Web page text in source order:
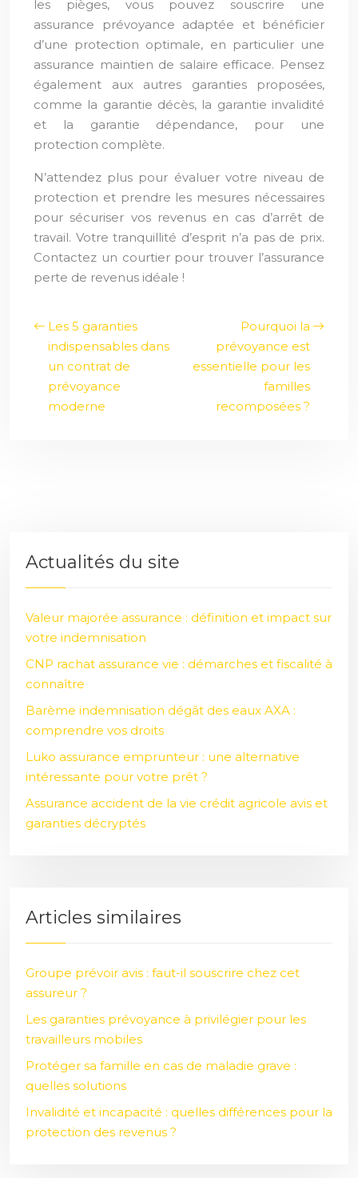
les pièges, vous pouvez souscrire une
assurance prévoyance adaptée et bénéficier
d’une protection optimale, en particulier une
assurance maintien de salaire efficace. Pensez
également aux autres garanties proposées,
comme la garantie décès, la garantie invalidité
et la garantie dépendance, pour une
protection complète.
N’attendez plus pour évaluer votre niveau de
protection et prendre les mesures nécessaires
pour sécuriser vos revenus en cas d’arrêt de
travail. Votre tranquillité d’esprit n’a pas de prix.
Contactez un courtier pour trouver l’assurance
perte de revenus idéale !
Les 5 garanties
indispensables dans
un contrat de
prévoyance
moderne
Pourquoi la
prévoyance est
essentielle pour les
familles
recomposées ?
Actualités du site
Valeur majorée assurance : définition et impact sur
votre indemnisation
CNP rachat assurance vie : démarches et fiscalité à
connaître
Barème indemnisation dégât des eaux AXA :
comprendre vos droits
Luko assurance emprunteur : une alternative
intéressante pour votre prêt ?
Assurance accident de la vie crédit agricole avis et
garanties décryptés
Articles similaires
Groupe prévoir avis : faut-il souscrire chez cet
assureur ?
Les garanties prévoyance à privilégier pour les
travailleurs mobiles
Protéger sa famille en cas de maladie grave :
quelles solutions
Invalidité et incapacité : quelles différences pour la
protection des revenus ?